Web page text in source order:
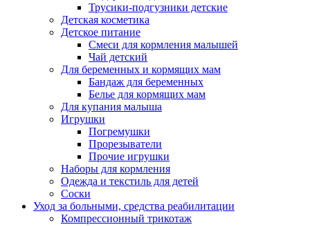
Трусики-подгузники детские
Детская косметика
Детское питание
Смеси для кормления малышей
Чай детский
Для беременных и кормящих мам
Бандаж для беременных
Белье для кормящих мам
Для купания малыша
Игрушки
Погремушки
Прорезыватели
Прочие игрушки
Наборы для кормления
Одежда и текстиль для детей
Соски
Уход за больными, средства реабилитации
Компрессионный трикотаж